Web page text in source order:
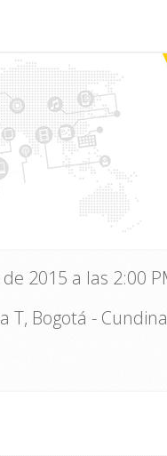
2015 a las 2:00
T, Bogotá -